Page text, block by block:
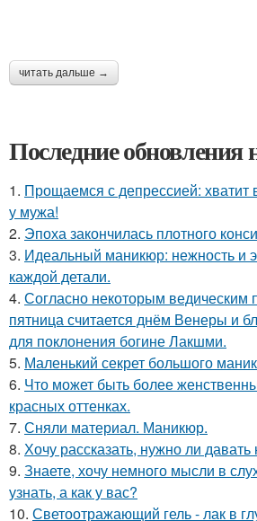
читать дальше →
Последние обновления
1. Прощаемся с депрессией: хватит
у мужа!
2. Эпоха закончилась плотного
3. Идеальный маникюр: нежность и
каждой детали.
4. Согласно некоторым ведическим
пятница считается днём Венеры и
для поклонения богине Лакшми.
5. Маленький секрет большого
6. Что может быть более
красных оттенках.
7. Сняли материал. Маникюр.
8. Хочу рассказать, нужно ли давать
9. Знаете, хочу немного мысли в
узнать, а как у вас?
10. Светоотражающий гель - лак в